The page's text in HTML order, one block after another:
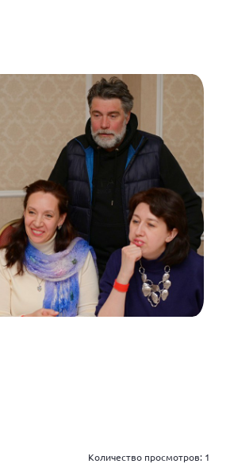
Количество просмотров: 1